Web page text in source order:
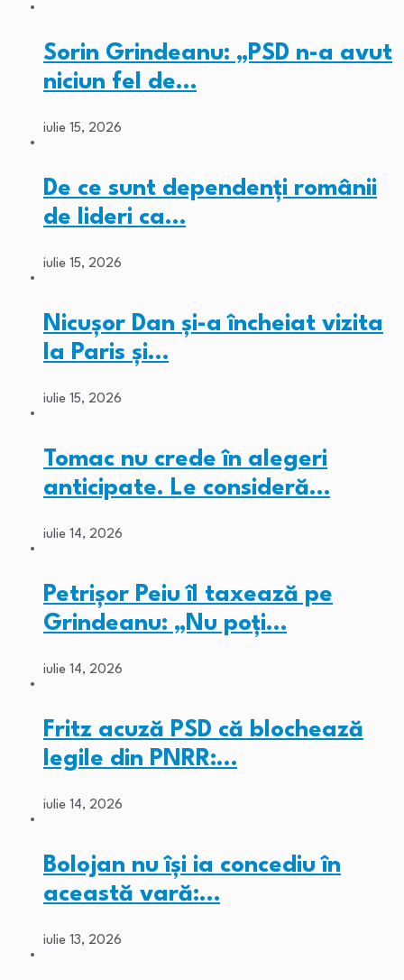
Sorin Grindeanu: „PSD n-a avut
niciun fel de…
iulie 15, 2026
De ce sunt dependenți românii
de lideri ca…
iulie 15, 2026
Nicușor Dan și-a încheiat vizita
la Paris și…
iulie 15, 2026
Tomac nu crede în alegeri
anticipate. Le consideră…
iulie 14, 2026
Petrișor Peiu îl taxează pe
Grindeanu: „Nu poți…
iulie 14, 2026
Fritz acuză PSD că blochează
legile din PNRR:…
iulie 14, 2026
Bolojan nu își ia concediu în
această vară:…
iulie 13, 2026